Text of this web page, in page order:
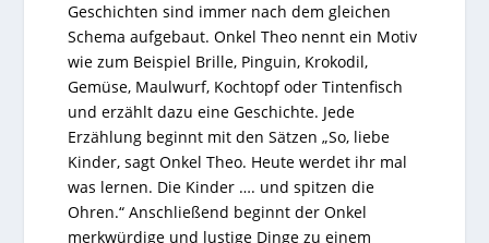
Geschichten sind immer nach dem gleichen
Schema aufgebaut. Onkel Theo nennt ein Motiv
wie zum Beispiel Brille, Pinguin, Krokodil,
Gemüse, Maulwurf, Kochtopf oder Tintenfisch
und erzählt dazu eine Geschichte. Jede
Erzählung beginnt mit den Sätzen „So, liebe
Kinder, sagt Onkel Theo. Heute werdet ihr mal
was lernen. Die Kinder …. und spitzen die
Ohren.“ Anschließend beginnt der Onkel
merkwürdige und lustige Dinge zu einem